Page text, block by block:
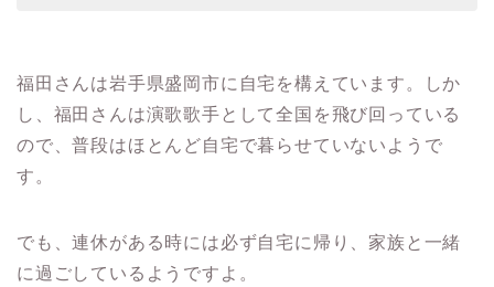
福田さんは岩手県盛岡市に自宅を構えています。しか
し、福田さんは演歌歌手として全国を飛び回っている
ので、普段はほとんど自宅で暮らせていないようで
す。
でも、連休がある時には必ず自宅に帰り、家族と一緒
に過ごしているようですよ。